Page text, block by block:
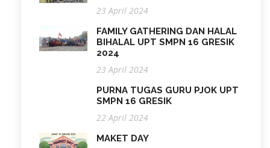
23 April 2024
FAMILY GATHERING DAN HALAL
BIHALAL UPT SMPN 16 GRESIK
2024
23 April 2024
PURNA TUGAS GURU PJOK UPT
SMPN 16 GRESIK
22 April 2024
MAKET DAY